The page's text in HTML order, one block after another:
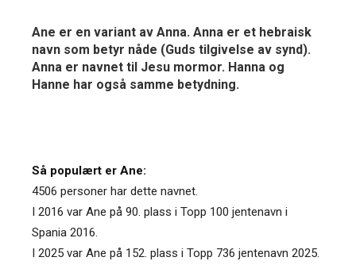
Ane er en variant av Anna. Anna er et hebraisk
navn som betyr nåde (Guds tilgivelse av synd).
Anna er navnet til Jesu mormor. Hanna og
Hanne har også samme betydning.
Så populært er Ane:
4506 personer har dette navnet.
I 2016 var Ane på 90. plass i Topp 100 jentenavn i
Spania 2016.
I 2025 var Ane på 152. plass i Topp 736 jentenavn 2025.